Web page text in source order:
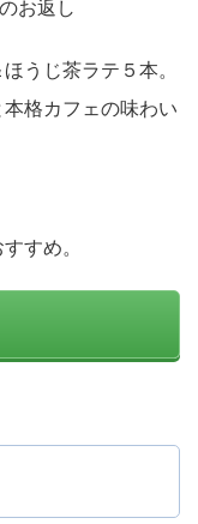
うじ茶ラテ５本。
格カフェの味わい
すめ。